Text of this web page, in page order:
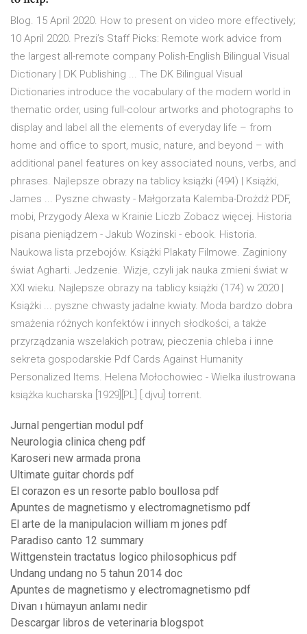
Blog. 15 April 2020. How to present on video more effectively;
10 April 2020. Prezi’s Staff Picks: Remote work advice from
the largest all-remote company Polish-English Bilingual Visual
Dictionary | DK Publishing ... The DK Bilingual Visual
Dictionaries introduce the vocabulary of the modern world in
thematic order, using full-colour artworks and photographs to
display and label all the elements of everyday life – from
home and office to sport, music, nature, and beyond – with
additional panel features on key associated nouns, verbs, and
phrases. Najlepsze obrazy na tablicy książki (494) | Książki,
James ... Pyszne chwasty - Małgorzata Kalemba-Drożdż PDF,
mobi, Przygody Alexa w Krainie Liczb Zobacz więcej. Historia
pisana pieniądzem - Jakub Wozinski - ebook. Historia.
Naukowa lista przebojów. Książki Plakaty Filmowe. Zaginiony
świat Agharti. Jedzenie. Wizje, czyli jak nauka zmieni świat w
XXI wieku. Najlepsze obrazy na tablicy książki (174) w 2020 |
Książki ... pyszne chwasty jadalne kwiaty. Moda bardzo dobra
smażenia różnych konfektów i innych słodkości, a także
przyrządzania wszelakich potraw, pieczenia chleba i inne
sekreta gospodarskie Pdf Cards Against Humanity
Personalized Items. Helena Mołochowiec - Wielka ilustrowana
książka kucharska [1929][PL] [.djvu] torrent.
Jurnal pengertian modul pdf
Neurologia clinica cheng pdf
Karoseri new armada prona
Ultimate guitar chords pdf
El corazon es un resorte pablo boullosa pdf
Apuntes de magnetismo y electromagnetismo pdf
El arte de la manipulacion william m jones pdf
Paradiso canto 12 summary
Wittgenstein tractatus logico philosophicus pdf
Undang undang no 5 tahun 2014 doc
Apuntes de magnetismo y electromagnetismo pdf
Divan ı hümayun anlamı nedir
Descargar libros de veterinaria blogspot